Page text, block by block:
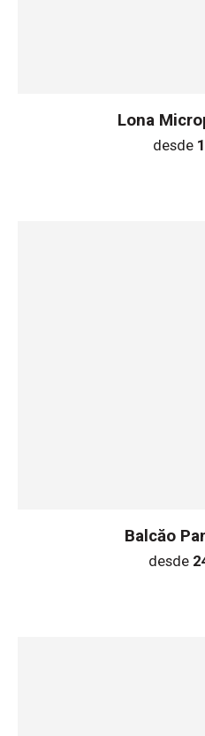
Lona
desde
Balcăo
desde